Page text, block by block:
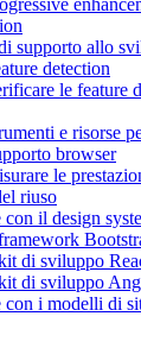
supporto allo
detection
le feature
e risorse
browser
le
riuso
il design
di sviluppo
di sviluppo
con i modelli di